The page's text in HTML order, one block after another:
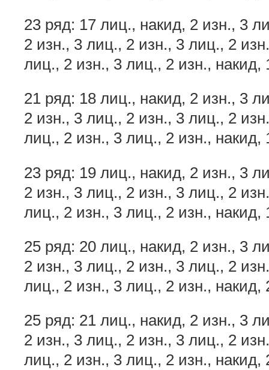
23 ряд: 17 лиц., накид, 2 изн., 3
2 изн., 3 лиц., 2 изн., 3 лиц., 2
лиц., 2 изн., 3 лиц., 2 изн., накид,
21 ряд: 18 лиц., накид, 2 изн., 3
2 изн., 3 лиц., 2 изн., 3 лиц., 2
лиц., 2 изн., 3 лиц., 2 изн., накид,
23 ряд: 19 лиц., накид, 2 изн., 3
2 изн., 3 лиц., 2 изн., 3 лиц., 2
лиц., 2 изн., 3 лиц., 2 изн., накид,
25 ряд: 20 лиц., накид, 2 изн., 3
2 изн., 3 лиц., 2 изн., 3 лиц., 2
лиц., 2 изн., 3 лиц., 2 изн., накид,
25 ряд: 21 лиц., накид, 2 изн., 3
2 изн., 3 лиц., 2 изн., 3 лиц., 2
лиц., 2 изн., 3 лиц., 2 изн., накид,